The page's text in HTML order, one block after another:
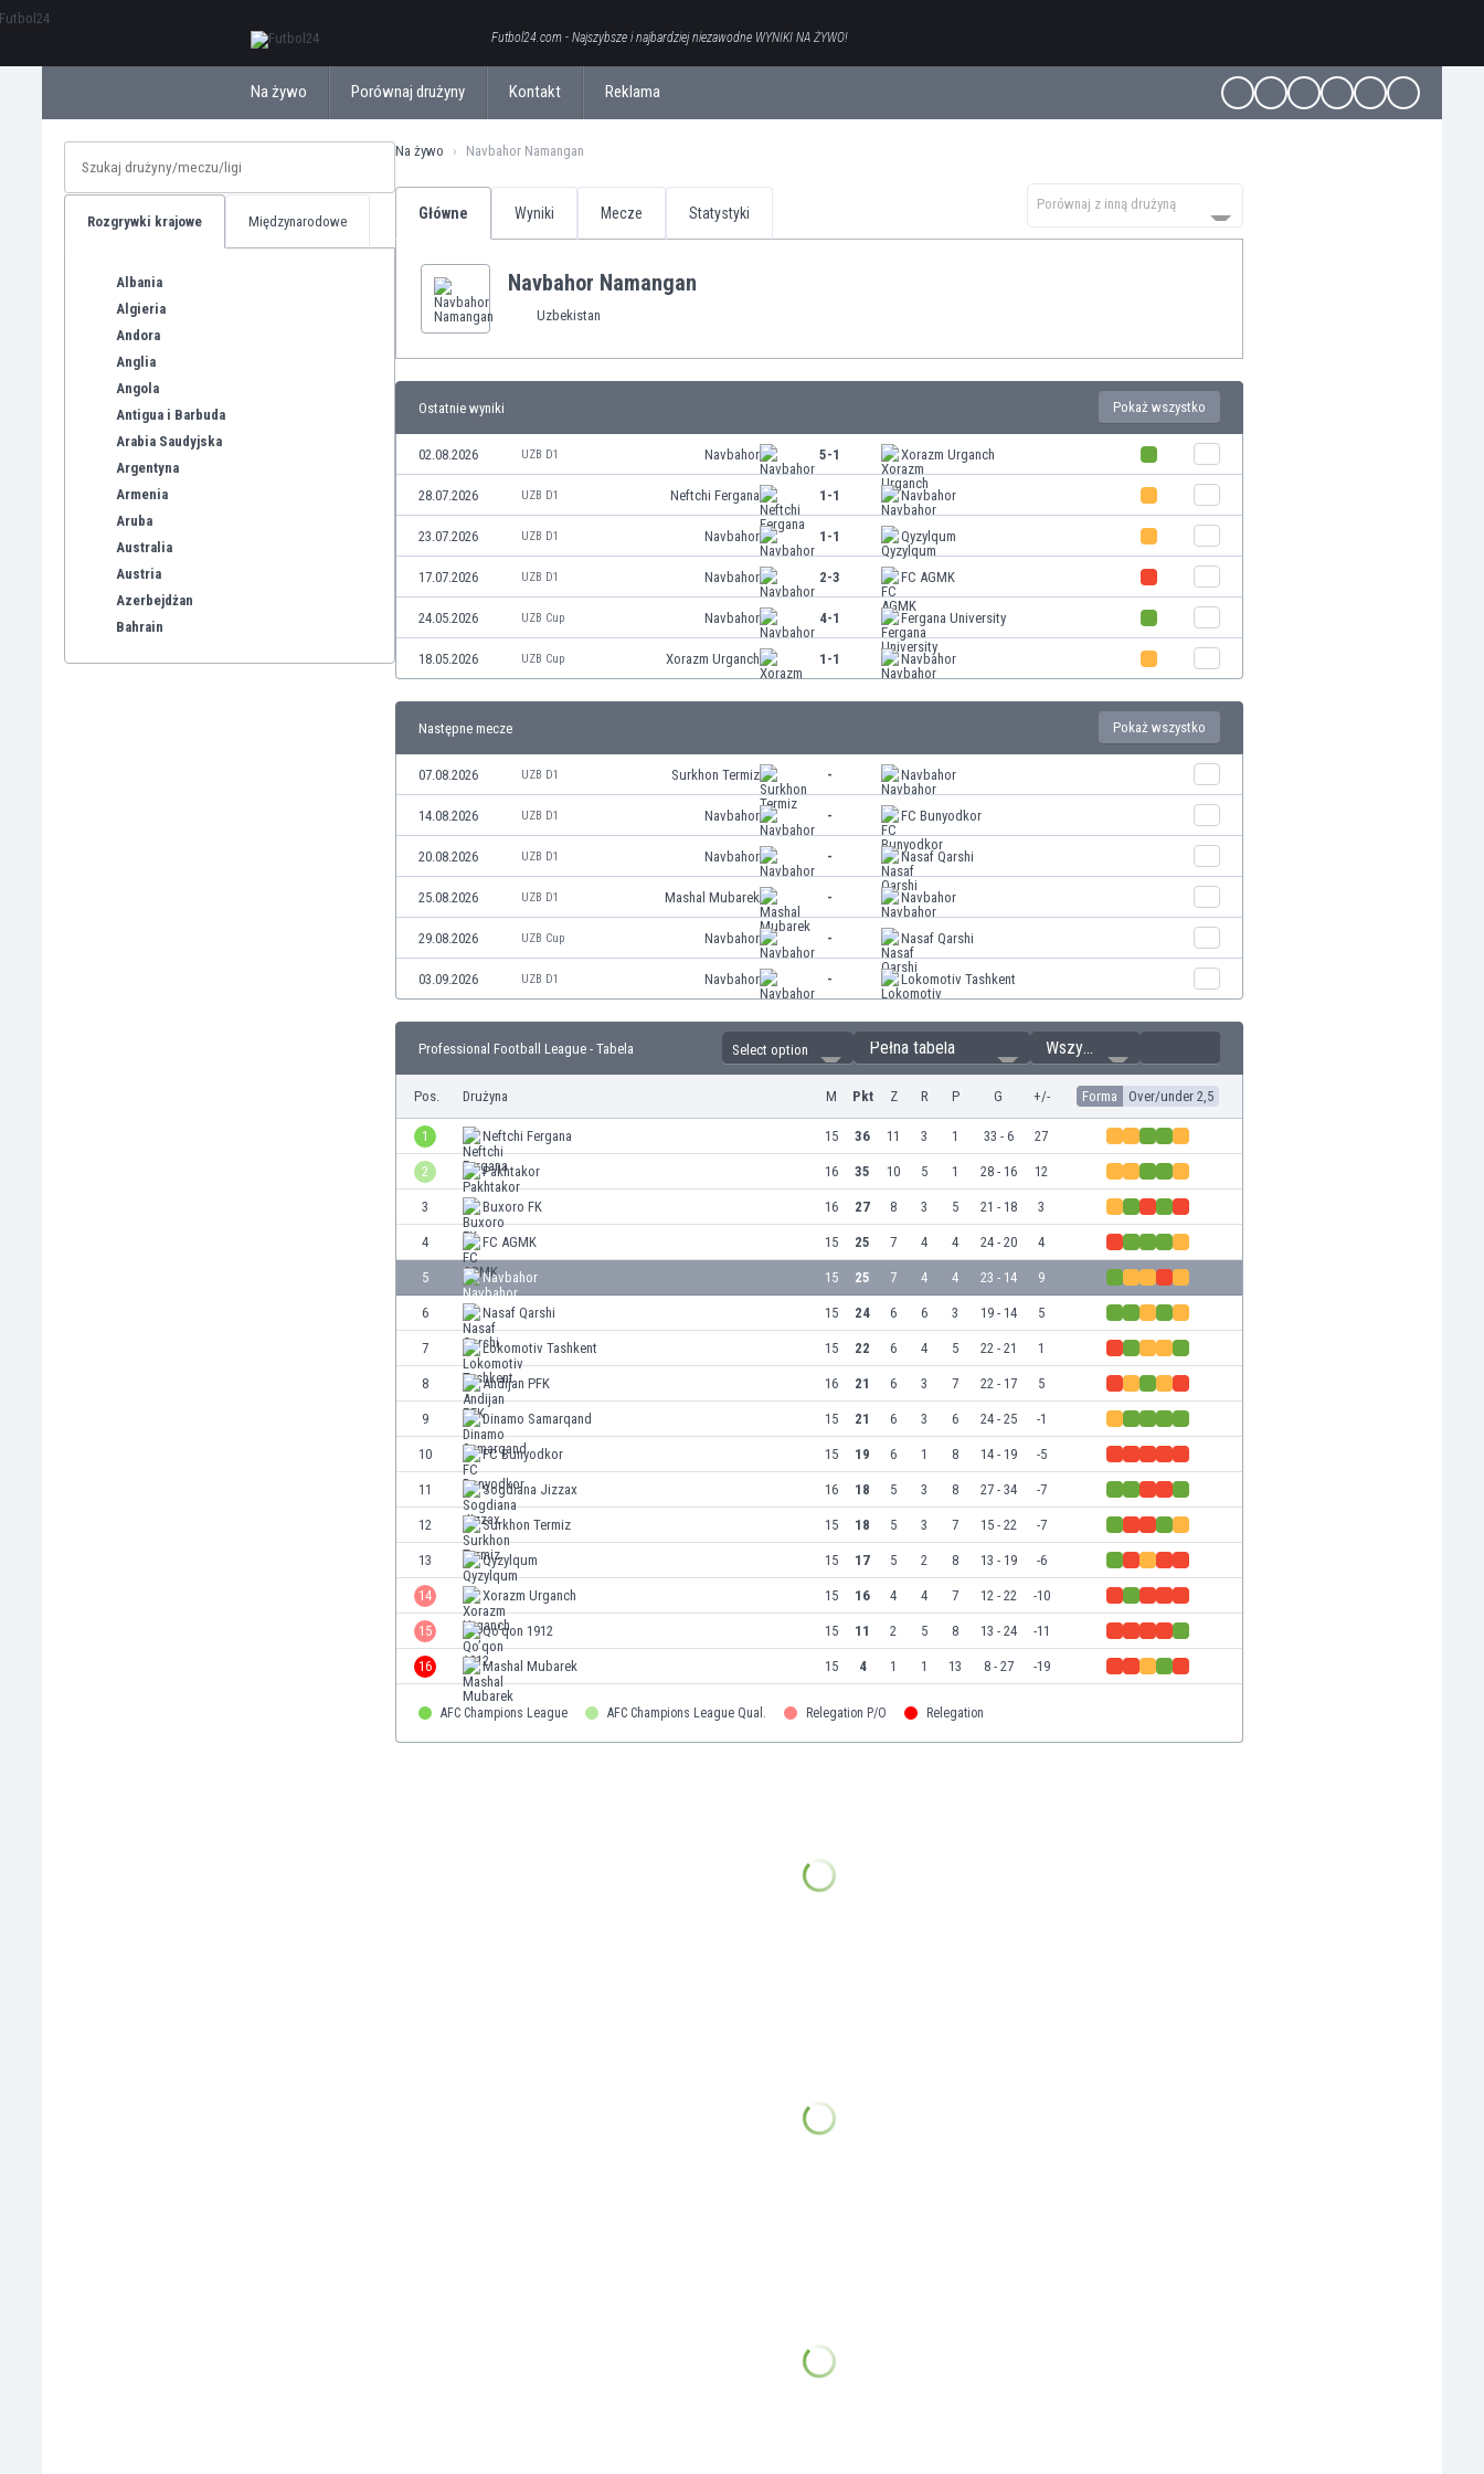
Futbol24.com - Najszybsze i najbardziej niezawodne WYNIKI NA ŻYWO!
Na żywo Porównaj drużyny Kontakt Reklama
Rozgrywki krajowe Międzynarodowe
Albania
Algieria
Andora
Anglia
Angola
Antigua i Barbuda
Arabia Saudyjska
Argentyna
Armenia
Aruba
Australia
Austria
Azerbejdżan
Bahrain
Na żywo Navbahor Namangan
Główne Wyniki Mecze Statystyki
Porównaj z inną drużyną
Navbahor Namangan
Uzbekistan
Ostatnie wyniki Pokaż wszystko
02.08.2026 UZB D1 Navbahor 5-1 Xorazm Urganch
28.07.2026 UZB D1 Neftchi Fergana 1-1 Navbahor
23.07.2026 UZB D1 Navbahor 1-1 Qyzylqum
17.07.2026 UZB D1 Navbahor 2-3 FC AGMK
24.05.2026 UZB Cup Navbahor 4-1 Fergana University
18.05.2026 UZB Cup Xorazm Urganch 1-1 Navbahor
Następne mecze Pokaż wszystko
07.08.2026 UZB D1 Surkhon Termiz - Navbahor
14.08.2026 UZB D1 Navbahor - FC Bunyodkor
20.08.2026 UZB D1 Navbahor - Nasaf Qarshi
25.08.2026 UZB D1 Mashal Mubarek - Navbahor
29.08.2026 UZB Cup Navbahor - Nasaf Qarshi
03.09.2026 UZB D1 Navbahor - Lokomotiv Tashkent
Professional Football League - Tabela Select option Pełna tabela Wszystkie
Pos. Drużyna M Pkt Z R P G +/- Forma Over/under 2,5
1 Neftchi Fergana 15 36 11 3 1 33 - 6 27
2 Pakhtakor 16 35 10 5 1 28 - 16 12
3 Buxoro FK 16 27 8 3 5 21 - 18 3
4 FC AGMK 15 25 7 4 4 24 - 20 4
5 Navbahor 15 25 7 4 4 23 - 14 9
6 Nasaf Qarshi 15 24 6 6 3 19 - 14 5
7 Lokomotiv Tashkent 15 22 6 4 5 22 - 21 1
8 Andijan PFK 16 21 6 3 7 22 - 17 5
9 Dinamo Samarqand 15 21 6 3 6 24 - 25 -1
10 FC Bunyodkor 15 19 6 1 8 14 - 19 -5
11 Sogdiana Jizzax 16 18 5 3 8 27 - 34 -7
12 Surkhon Termiz 15 18 5 3 7 15 - 22 -7
13 Qyzylqum 15 17 5 2 8 13 - 19 -6
14 Xorazm Urganch 15 16 4 4 7 12 - 22 -10
15 Qo’qon 1912 15 11 2 5 8 13 - 24 -11
16 Mashal Mubarek 15 4 1 1 13 8 - 27 -19
AFC Champions League AFC Champions League Qual. Relegation P/O Relegation